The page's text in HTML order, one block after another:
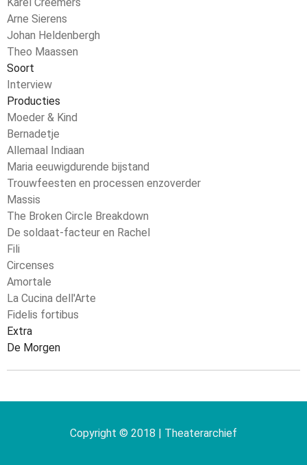
Arne Sierens
Johan Heldenbergh
Theo Maassen
Soort
Interview
Producties
Moeder & Kind
Bernadetje
Allemaal Indiaan
Maria eeuwigdurende bijstand
Trouwfeesten en processen enzoverder
Massis
The Broken Circle Breakdown
De soldaat-facteur en Rachel
Fili
Circenses
Amortale
La Cucina dell'Arte
Fidelis fortibus
Extra
De Morgen
Copyright © 2018 | Theaterarchief